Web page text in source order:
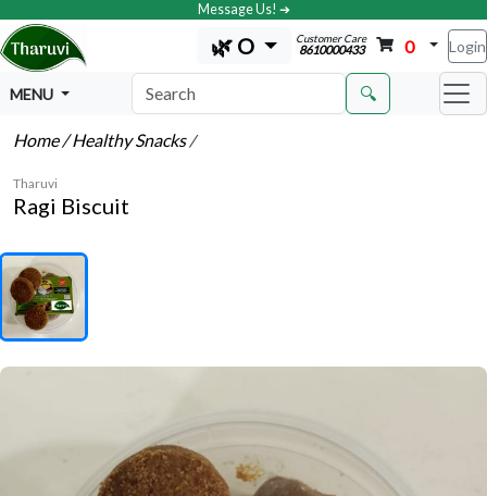
Message Us! ➔
🌿 O Customer Care
8610000433 0 Login
MENU 🔍
Home/ Healthy Snacks/
Tharuvi
Ragi Biscuit